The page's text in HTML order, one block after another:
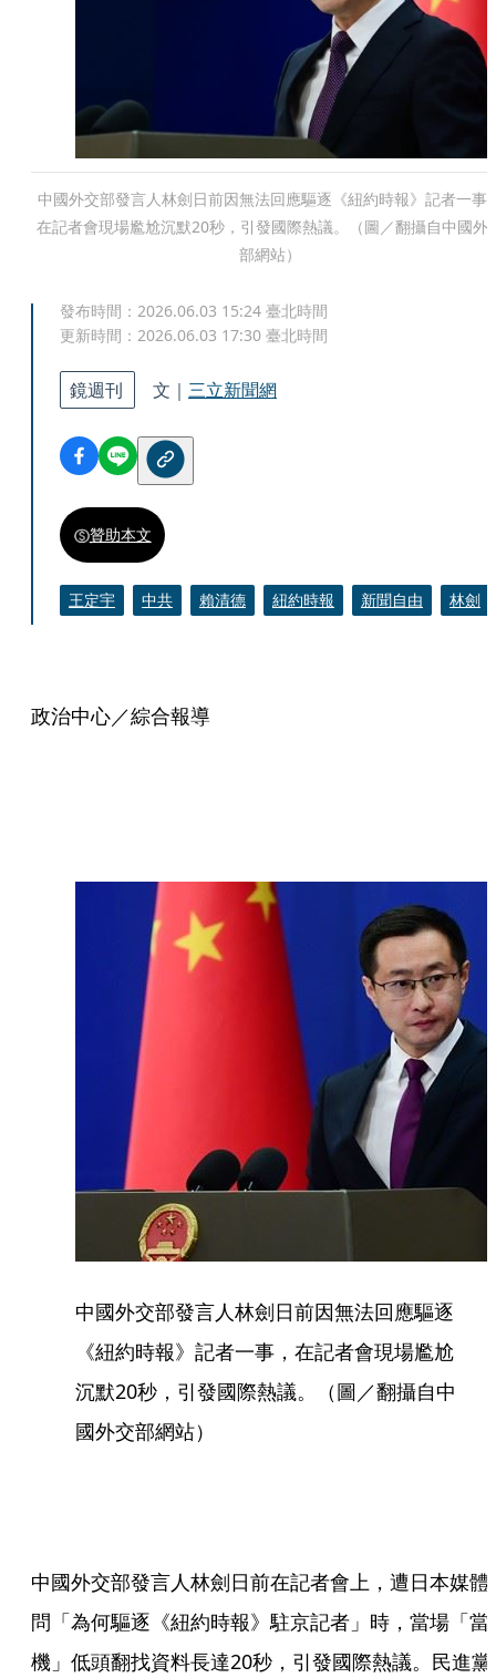
中國外交部發言人林劍日前因無法回應驅逐《紐約時報》記者一事
在記者會現場尷尬沉默20秒，引發國際熱議。（圖／翻攝自中國外
部網站）
發布時間： 2026.06.03 15:24 臺北時間
更新時間： 2026.06.03 17:30 臺北時間
鏡週刊 文｜ 三立新聞網
贊助本文
王定宇 中共 賴清德 紐約時報 新聞自由 林劍
政治中心／綜合報導
中國外交部發言人林劍日前因無法回應驅逐
《紐約時報》記者一事，在記者會現場尷尬
沉默20秒，引發國際熱議。（圖／翻攝自中
國外交部網站）
中國外交部發言人林劍日前在記者會上，遭日本媒體
問「為何驅逐《紐約時報》駐京記者」時，當場「當
機」低頭翻找資料長達20秒，引發國際熱議。民進黨